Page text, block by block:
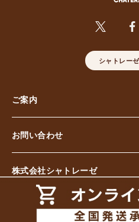
シャトレー
ご案内
お問い合わせ
株式会社シャトレーゼ
© Chateraise Co.,Ltd.